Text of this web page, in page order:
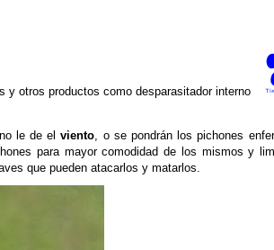
y otros productos como desparasitador interno
le de el viento, o se pondrán los pichones
para mayor comodidad de los mismos y
que pueden atacarlos y matarlos.